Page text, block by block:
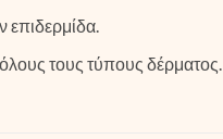
επιδερμίδα.
τους τύπους δέρματος.